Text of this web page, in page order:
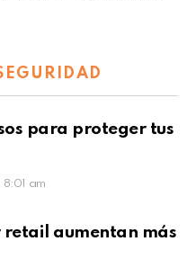
para proteger tus
am
retail aumentan más